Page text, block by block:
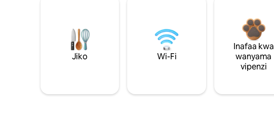
Jiko Wi-Fi
Inafaa kwa
wanyama
vipenzi